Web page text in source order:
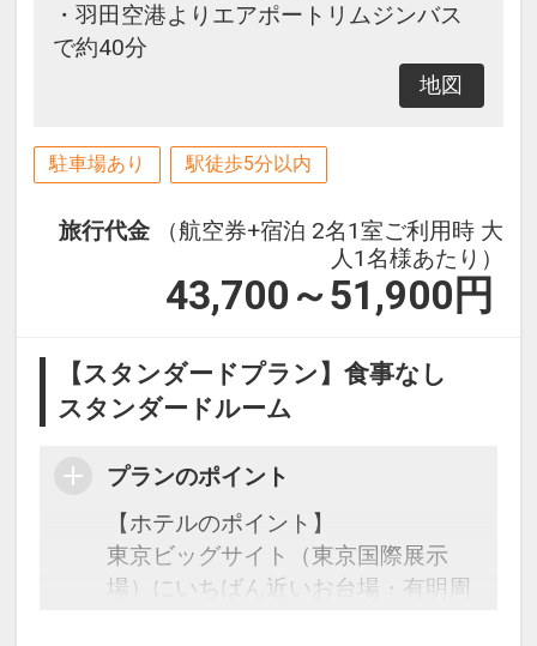
・羽田空港よりエアポートリムジンバス
で約40分
地図
駐車場あり 駅徒歩5分以内
旅行代金
（航空券+宿泊 2名1室ご利用時 大
人1名様あたり）
43,700～51,900 円
【スタンダードプラン】食事なし
スタンダードルーム
プランのポイント
【ホテルのポイント】
東京ビッグサイト（東京国際展示
場）にいちばん近いお台場・有明周